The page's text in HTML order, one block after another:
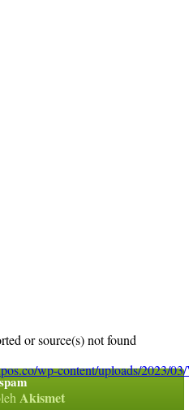
or source(s) not found
wp-content/uploads/2023/
Akismet